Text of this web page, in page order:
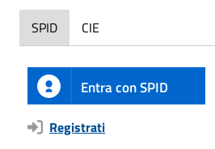
SPID CIE
Entra con SPID
Registrati